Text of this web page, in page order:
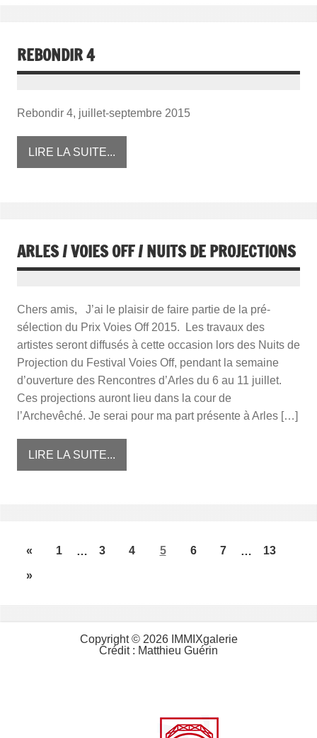
REBONDIR 4
Rebondir 4, juillet-septembre 2015
LIRE LA SUITE...
ARLES / VOIES OFF / NUITS DE PROJECTIONS
Chers amis, J’ai le plaisir de faire partie de la pré-
sélection du Prix Voies Off 2015. Les travaux des
artistes seront diffusés à cette occasion lors des Nuits de
Projection du Festival Voies Off, pendant la semaine
d’ouverture des Rencontres d’Arles du 6 au 11 juillet.
Ces projections auront lieu dans la cour de
l’Archevêché. Je serai pour ma part présente à Arles […]
LIRE LA SUITE...
« 1 3 4 5 6 7 13
»
Copyright © 2026 IMMIXgalerie
Crédit : Matthieu Guérin